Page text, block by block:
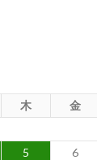
木 金
5 6